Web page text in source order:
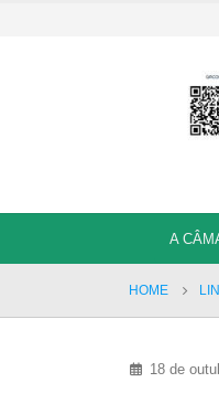
A
HOME
18 de